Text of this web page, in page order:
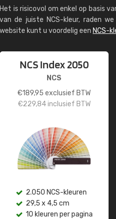
Het is risicovol om enkel op basis
van de juiste NCS-kleur, raden
website kunt u voordelig een NCS-
NCS Index 2050
NCS
€189,95 exclusief BTW
€229,84inclusief BTW
2.050 NCS-kleuren
29,5 x 4,5 cm
10 kleuren per pagina